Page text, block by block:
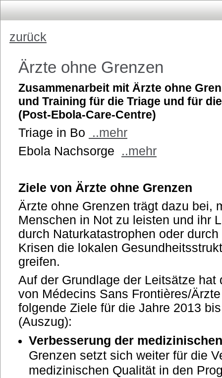
zurück
Ärzte ohne Grenzen
Zusammenarbeit mit Ärzte ohne
und Training für die Triage und für
(Post-Ebola-Care-Centre)
Triage in Bo
..mehr
Ebola Nachsorge ..mehr
Ziele von Ärzte ohne Grenzen
Ärzte ohne Grenzen trägt dazu bei,
Menschen in Not zu leisten und ihr
durch Naturkatastrophen oder
Krisen die lokalen
greifen.
Auf der Grundlage der Leitsätze hat
von Médecins Sans Frontières/
folgende Ziele für die Jahre 2013
(Auszug):
Verbesserung der
Grenzen setzt sich weiter für die
medizinischen Qualität in den